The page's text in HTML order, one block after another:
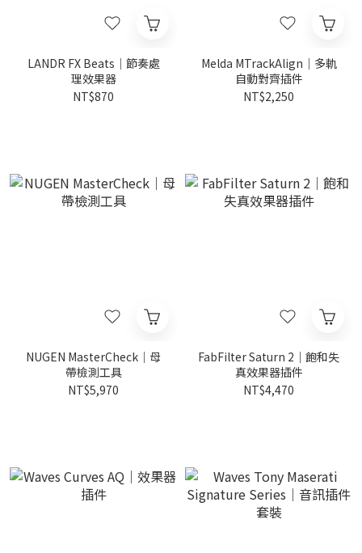
LANDR FX Beats｜節奏處
理效果器
NT$870
Melda MTrackAlign｜多軌
自動對齊插件
NT$2,250
NUGEN MasterCheck｜母
帶檢測工具
NT$5,970
FabFilter Saturn 2｜飽和失
真效果器插件
NT$4,470